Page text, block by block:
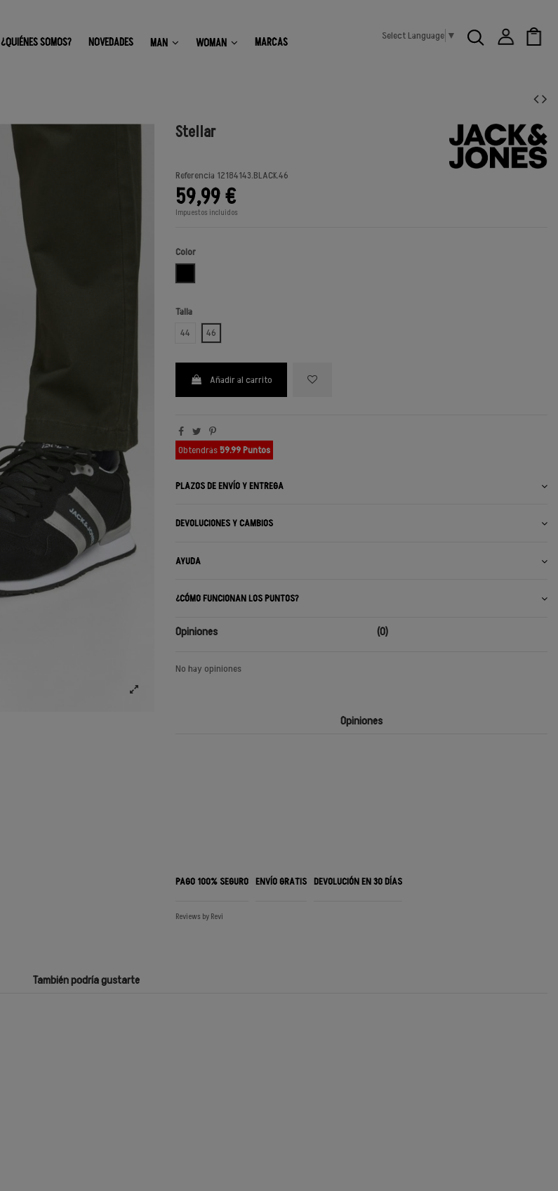
Select Language ▼
¿QUIÉNES SOMOS? NOVEDADES MAN WOMAN MARCAS
Stellar
Referencia 12184143.BLACK.46
59,99 €
Impuestos incluidos
Color
Talla
44
46
Añadir al carrito
Obtendrás59.99 Puntos
PLAZOS DE ENVÍO Y ENTREGA
DEVOLUCIONES Y CAMBIOS
AYUDA
¿CÓMO FUNCIONAN LOS PUNTOS?
Opiniones (0)
No hay opiniones
Opiniones
PAGO 100% SEGURO ENVÍO GRATIS DEVOLUCIÓN EN 30 DÍAS
Reviews by Revi
También podría gustarte